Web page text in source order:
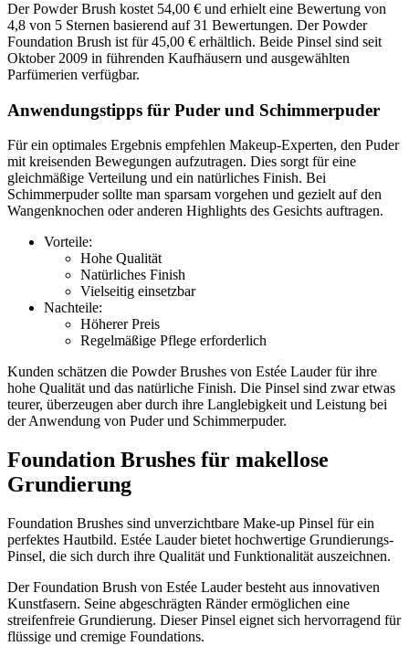
Der Powder Brush kostet 54,00 € und erhielt eine Bewertung von
4,8 von 5 Sternen basierend auf 31 Bewertungen. Der Powder
Foundation Brush ist für 45,00 € erhältlich. Beide Pinsel sind seit
Oktober 2009 in führenden Kaufhäusern und ausgewählten
Parfümerien verfügbar.
Anwendungstipps für Puder und Schimmerpuder
Für ein optimales Ergebnis empfehlen Makeup-Experten, den Puder
mit kreisenden Bewegungen aufzutragen. Dies sorgt für eine
gleichmäßige Verteilung und ein natürliches Finish. Bei
Schimmerpuder sollte man sparsam vorgehen und gezielt auf den
Wangenknochen oder anderen Highlights des Gesichts auftragen.
Vorteile:
Hohe Qualität
Natürliches Finish
Vielseitig einsetzbar
Nachteile:
Höherer Preis
Regelmäßige Pflege erforderlich
Kunden schätzen die Powder Brushes von Estée Lauder für ihre
hohe Qualität und das natürliche Finish. Die Pinsel sind zwar etwas
teurer, überzeugen aber durch ihre Langlebigkeit und Leistung bei
der Anwendung von Puder und Schimmerpuder.
Foundation Brushes für makellose
Grundierung
Foundation Brushes sind unverzichtbare Make-up Pinsel für ein
perfektes Hautbild. Estée Lauder bietet hochwertige Grundierungs-
Pinsel, die sich durch ihre Qualität und Funktionalität auszeichnen.
Der Foundation Brush von Estée Lauder besteht aus innovativen
Kunstfasern. Seine abgeschrägten Ränder ermöglichen eine
streifenfreie Grundierung. Dieser Pinsel eignet sich hervorragend für
flüssige und cremige Foundations.